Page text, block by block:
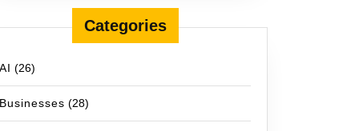
Categories
AI (26)
Businesses (28)